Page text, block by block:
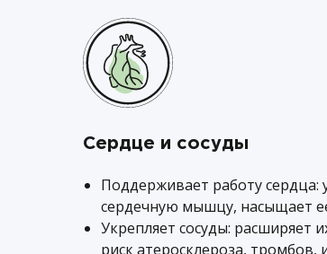
Сердце и сосуды
Поддерживает работу
сердечную мышцу, насыщает
Укрепляет сосуды: расширяет
риск атеросклероза, тромбов,